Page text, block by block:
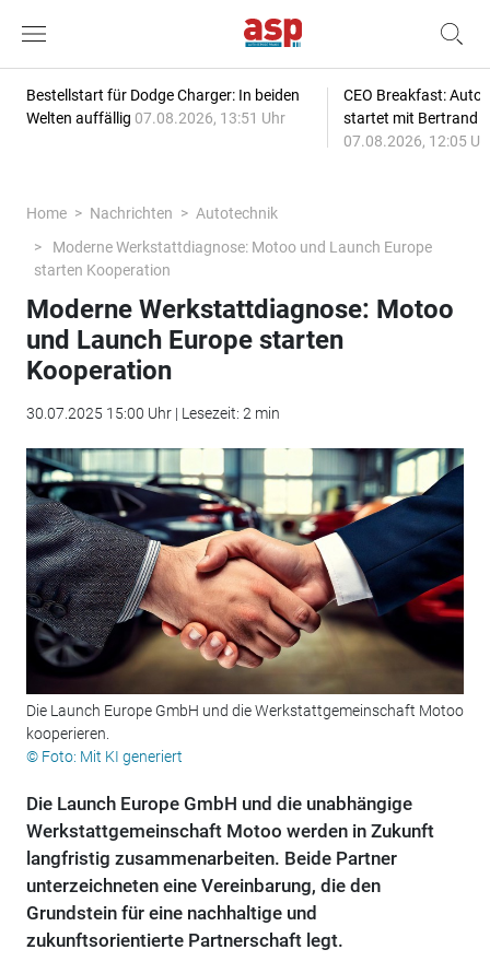
Bestellstart für Dodge Charger: In beiden
Welten auffällig 07.08.2026, 13:51 Uhr
CEO Breakfast:
startet mit Bertrand
07.08.2026, 12:05
Home Nachrichten
Autotechnik
Moderne Werkstattdiagnose: Motoo und Launch Europe
starten Kooperation
Moderne Werkstattdiagnose: Motoo
und Launch Europe starten
Kooperation
30.07.2025 15:00 Uhr | Lesezeit: 2 min
Die Launch Europe GmbH und die Werkstattgemeinschaft Motoo
kooperieren.
© Foto: Mit KI generiert
Die Launch Europe GmbH und die unabhängige
Werkstattgemeinschaft Motoo werden in Zukunft
langfristig zusammenarbeiten. Beide Partner
unterzeichneten eine Vereinbarung, die den
Grundstein für eine nachhaltige und
zukunftsorientierte Partnerschaft legt.